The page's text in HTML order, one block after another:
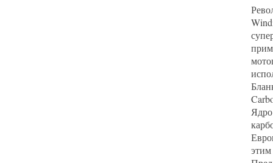
Ядро